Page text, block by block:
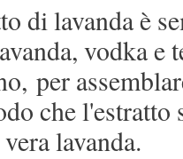
di lavanda è
vodka e
per
che
lavanda.